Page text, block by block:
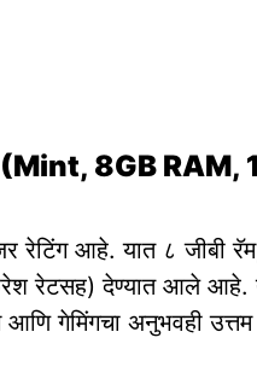
8GB RAM,
रेटिंग आहे. यात ८ जीबी
रेटसह) देण्यात आले आहे.
गेमिंगचा अनुभवही उत्तम